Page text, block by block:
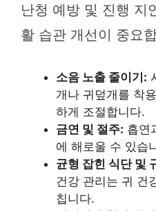
난청 예방 및 진행 지
활 습관 개선이 중요
소음 노출 줄이기:
개나 귀덮개를 착
하게 조절합니다.
금연 및 절주: 흡연
에 해로울 수 있습
균형 잡힌 식단 및
건강 관리는 귀 건
칩니다.